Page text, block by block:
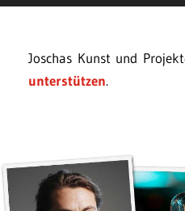
Joschas Kunst und
unterstützen.